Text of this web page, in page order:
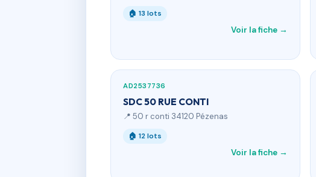
🏠 13 lots
Voir la fiche →
AD2537736
SDC 50 RUE CONTI
📍 50 r conti 34120 Pézenas
🏠 12 lots
Voir la fiche →